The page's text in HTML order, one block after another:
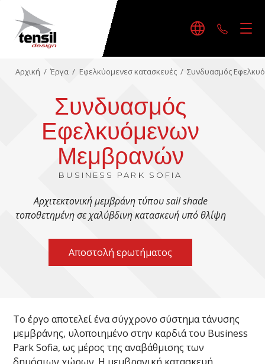
Αρχική / Έργα / Εφελκύομενεσ κατασκευές / Συνδυασμός
Συνδυασμός
Εφελκυόμενων
Μεμβρανών
BUSINESS PARK SOFIA
Αρχιτεκτονική μεμβράνη τύπου sail shade
τοποθετημένη σε χαλύβδινη κατασκευή υπό θλίψη
Αποστολή ερωτήματος
Το έργο αποτελεί ένα σύγχρονο σύστημα τάνυσης
μεμβράνης, υλοποιημένο στην καρδιά του Business
Park Sofia, ως μέρος της αναβάθμισης των